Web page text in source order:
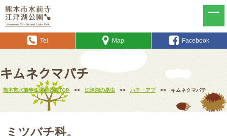
Tel Map Facebook
キムネクマバチ
熊本市水前寺江津湖公園TOP >> 江津湖の昆虫 >> ハチ・アブ >> キムネクマバチ
ミツバチ科。